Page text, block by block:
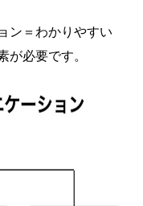
ン＝わかりやすい
が必要です。